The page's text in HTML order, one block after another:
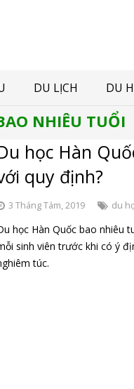
DU LỊCH DU
NHIÊU TUỔI
học Hàn
quy định?
3 Tháng Tám, 2019 du
học Hàn Quốc bao nhiêu
sinh viên trước khi có ý
túc.